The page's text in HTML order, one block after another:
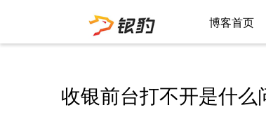
博客首页
收银前台打不开是什么